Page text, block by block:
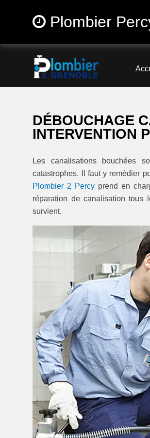
Plombier
DÉBOUCHAGE
INTERVENTION
Les canalisations bouchées
catastrophes. Il faut y remédier
Plombier 2 Percy prend en
réparation de canalisation tous
survient.